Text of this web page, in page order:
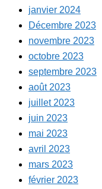
janvier 2024
Décembre 2023
novembre 2023
octobre 2023
septembre 2023
août 2023
juillet 2023
juin 2023
mai 2023
avril 2023
mars 2023
février 2023